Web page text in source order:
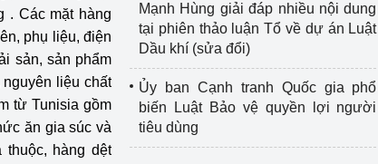
sản
định kỹ thuật an toàn lao
quyền quản lý của
. Các mặt hàng
phụ liệu, điện
sản, sản phẩm
liệu chất
từ Tunisia gồm
ăn gia súc và
thuộc, hàng dệt
Mạnh Hùng giải đáp nhiều nội dung
tại phiên thảo luận Tổ về dự án Luật
Dầu khí (sửa đổi)
Ủy ban Cạnh tranh Quốc gia phổ
biến Luật Bảo vệ quyền lợi người
tiêu dùng